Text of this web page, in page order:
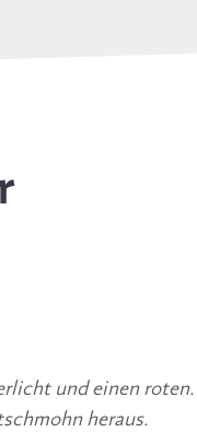
und einen roten.
heraus.